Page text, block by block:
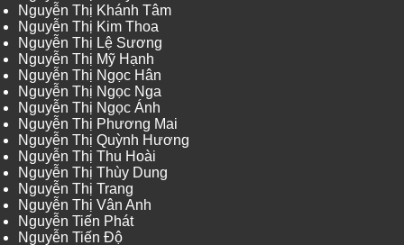
Nguyễn Thị Khánh Tâm
Nguyễn Thị Kim Thoa
Nguyễn Thị Lệ Sương
Nguyễn Thị Mỹ Hạnh
Nguyễn Thị Ngọc Hân
Nguyễn Thị Ngọc Nga
Nguyễn Thị Ngọc Ánh
Nguyễn Thị Phương Mai
Nguyễn Thị Quỳnh Hương
Nguyễn Thị Thu Hoài
Nguyễn Thị Thùy Dung
Nguyễn Thị Trang
Nguyễn Thị Vân Anh
Nguyễn Tiến Phát
Nguyễn Tiến Độ